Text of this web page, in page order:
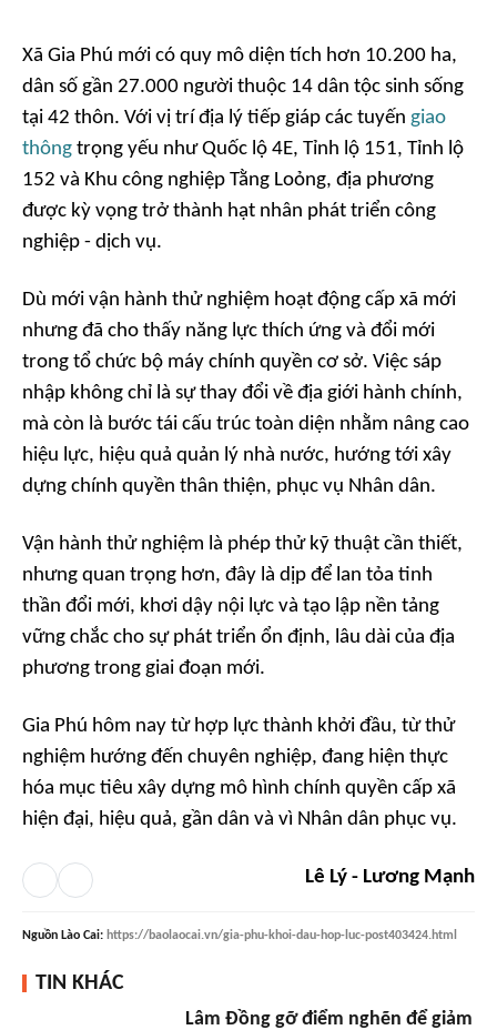
Xã Gia Phú mới có quy mô diện tích hơn 10.200 ha,
dân số gần 27.000 người thuộc 14 dân tộc sinh sống
tại 42 thôn. Với vị trí địa lý tiếp giáp các tuyến giao
thông trọng yếu như Quốc lộ 4E, Tỉnh lộ 151, Tỉnh lộ
152 và Khu công nghiệp Tằng Loỏng, địa phương
được kỳ vọng trở thành hạt nhân phát triển công
nghiệp - dịch vụ.
Dù mới vận hành thử nghiệm hoạt động cấp xã mới
nhưng đã cho thấy năng lực thích ứng và đổi mới
trong tổ chức bộ máy chính quyền cơ sở. Việc sáp
nhập không chỉ là sự thay đổi về địa giới hành chính,
mà còn là bước tái cấu trúc toàn diện nhằm nâng cao
hiệu lực, hiệu quả quản lý nhà nước, hướng tới xây
dựng chính quyền thân thiện, phục vụ Nhân dân.
Vận hành thử nghiệm là phép thử kỹ thuật cần thiết,
nhưng quan trọng hơn, đây là dịp để lan tỏa tinh
thần đổi mới, khơi dậy nội lực và tạo lập nền tảng
vững chắc cho sự phát triển ổn định, lâu dài của địa
phương trong giai đoạn mới.
Gia Phú hôm nay từ hợp lực thành khởi đầu, từ thử
nghiệm hướng đến chuyên nghiệp, đang hiện thực
hóa mục tiêu xây dựng mô hình chính quyền cấp xã
hiện đại, hiệu quả, gần dân và vì Nhân dân phục vụ.
Lê Lý - Lương Mạnh
Nguồn Lào Cai: https://baolaocai.vn/gia-phu-khoi-dau-hop-luc-post403424.html
TIN KHÁC
Lâm Đồng gỡ điểm nghẽn để giảm